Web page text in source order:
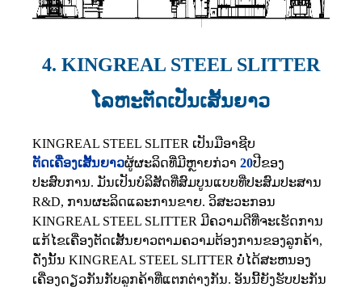
4. KINGREAL STEEL SLITTER
ໂລຫະຕັດເປັນເສັ້ນຍາວ
KINGREAL STEEL SLITER ເປັນມືອາຊີບ
ຕັດເຄື່ອງເສັ້ນຍາວຜູ້ຜະລິດທີ່ມີຫຼາຍກ່ວາ 20ປີຂອງ
ປະສົບການ. ມັນເປັນບໍລິສັດທີ່ສົມບູນແບບທີ່ປະສົມປະສານ
R&D, ການຜະລິດແລະການຂາຍ. ວິສະວະກອນ
KINGREAL STEEL SLITTER ມີຄວາມດີທີ່ຈະເຮັດການ
ແກ້ໄຂເຄື່ອງຕັດເສັ້ນຍາວຕາມຄວາມຕ້ອງການຂອງລູກຄ້າ,
ດັ່ງນັ້ນ KINGREAL STEEL SLITTER ບໍ່ໄດ້ສະຫນອງ
ເຄື່ອງດຽວກັນກັບລູກຄ້າທີ່ແຕກຕ່າງກັນ. ອັນນີ້ຍັງຮັບປະກັນ